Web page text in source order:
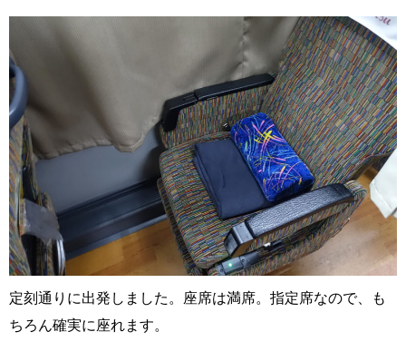
定刻通りに出発しました。座席は満席。指定席なので、も
ちろん確実に座れます。